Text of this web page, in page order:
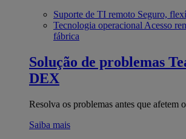
Suporte de TI remoto Seguro,
Tecnologia operacional Acesso
fábrica
Solução de problemas
DEX
Resolva os problemas antes que afetem
Saiba mais